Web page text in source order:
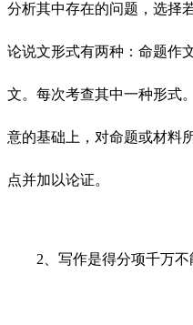
分析其中存在的问题，选择
论说文形式有两种：命题作
文。每次考查其中一种形式
意的基础上，对命题或材料
点并加以论证。
2、写作是得分项千万不